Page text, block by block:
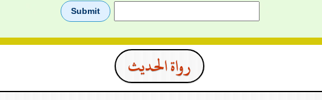
رواة الحدیث